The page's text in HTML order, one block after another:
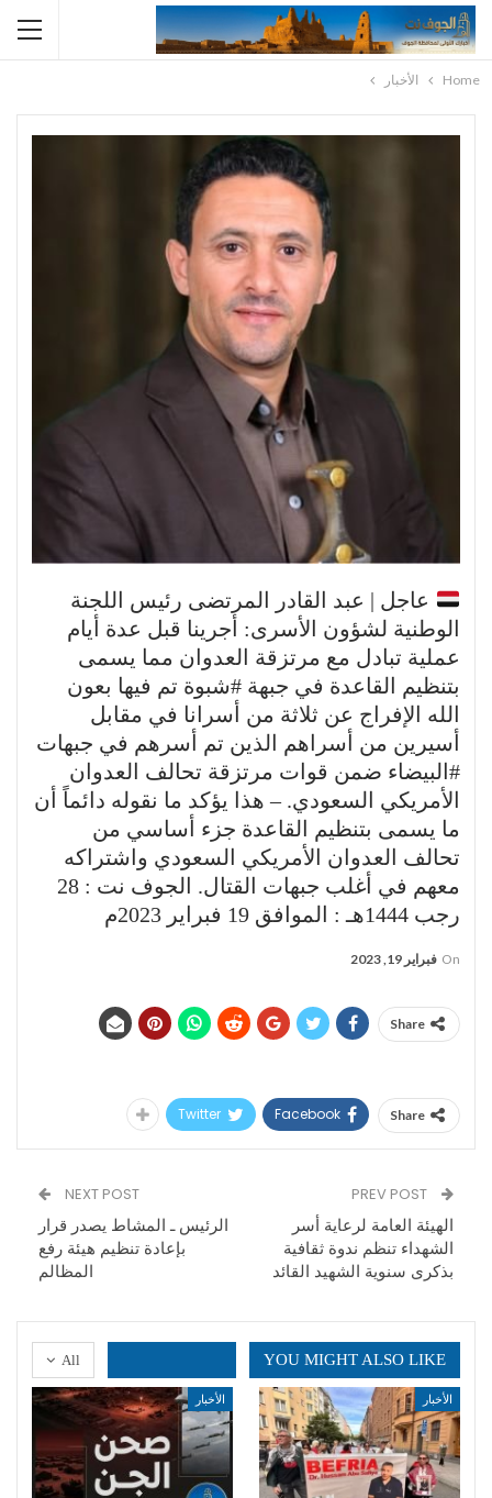
Home الأخبار
عاجل | عبد القادر المرتضى رئيس اللجنة
الوطنية لشؤون الأسرى: أجرينا قبل عدة أيام
عملية تبادل مع مرتزقة العدوان مما يسمى
بتنظيم القاعدة في جبهة #شبوة تم فيها بعون
الله الإفراج عن ثلاثة من أسرانا في مقابل
أسيرين من أسراهم الذين تم أسرهم في جبهات
#البيضاء ضمن قوات مرتزقة تحالف العدوان
الأمريكي السعودي. – هذا يؤكد ما نقوله دائماً أن
ما يسمى بتنظيم القاعدة جزء أساسي من
تحالف العدوان الأمريكي السعودي واشتراكه
معهم في أغلب جبهات القتال. الجوف نت : 28
رجب 1444هـ : الموافق 19 فبراير 2023م
On فبراير 19, 2023
Share
Share
Facebook
Twitter
الهيئة العامة لرعاية أسر
الشهداء تنظم ندوة ثقافية
بذكرى سنوية الشهيد القائد
NEXT POST
الرئيس ـ المشاط يصدر قرار
بإعادة تنظيم هيئة رفع
المظالم
All YOU MIGHT ALSO LIKE
الأخبار الأخبار